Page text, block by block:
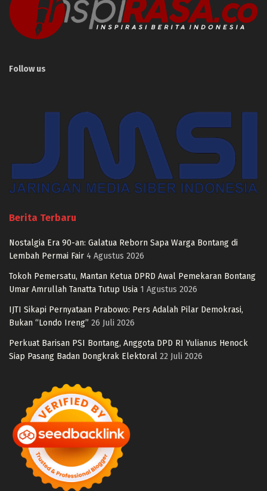
Follow us
Berita Terbaru
Nostalgia Era 90-an: Galatua Reborn Sapa Warga Bontang di
Lembah Permai Fair 4 Agustus 2026
Tokoh Pemersatu, Mantan Ketua DPRD Awal Pemekaran Bontang
Umar Amrullah Tanatta Tutup Usia 1 Agustus 2026
IJTI Sikapi Pernyataan Prabowo: Pers Adalah Pilar Demokrasi,
Bukan “Londo Ireng” 26 Juli 2026
Perkuat Barisan PSI Bontang, Anggota DPD RI Yulianus Henock
Siap Pasang Badan Dongkrak Elektoral 22 Juli 2026